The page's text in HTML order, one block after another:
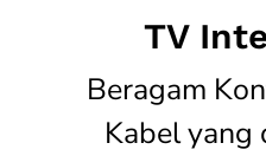
TV
Beragam
Kabel yang